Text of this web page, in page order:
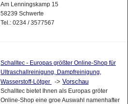
Am Lenningskamp 15
58239 Schwerte
Tel.: 0234 / 3577567
Schalltec - Europas größter Online-Shop für
Ultraschallreinigung, Dampfreinigung,
Wasserstoff-Lötger
-> Vorschau
Schalltec bietet Ihnen als Europas gröter
Online-Shop eine groe Auswahl namenhafter